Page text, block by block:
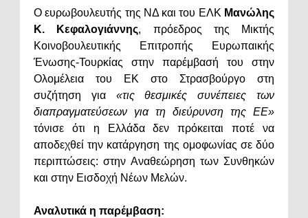
Ο ευρωβουλευτής της ΝΔ και του ΕΛΚ Μανώλης
Κ. Κεφαλογιάννης, πρόεδρος της Μικτής
Κοινοβουλευτικής Επιτροπής Ευρωπαικής
Ένωσης-Τουρκίας στην παρέμβασή του στην
Ολομέλεια του ΕΚ στο Στρασβούργο στη
συζήτηση για «τις θεσμικές συνέπειες των
διαπραγματεύσεων για τη διεύρυνση της ΕΕ»
τόνισε ότι η Ελλάδα δεν πρόκειται ποτέ να
αποδεχθεί την κατάργηση της ομοφωνίας σε δύο
περιπτώσεις: στην Αναθεώρηση των Συνθηκών
και στην Εισδοχή Νέων Μελών.
Αναλυτικά η παρέμβαση: